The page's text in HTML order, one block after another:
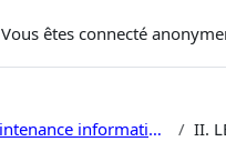
Vous êtes connecté
Formation maintenance informatique gratuite